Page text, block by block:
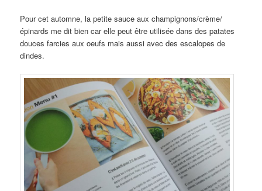
Pour cet automne, la petite sauce aux champignons/crème/
épinards me dit bien car elle peut être utilisée dans des patates
douces farcies aux oeufs mais aussi avec des escalopes de
dindes.